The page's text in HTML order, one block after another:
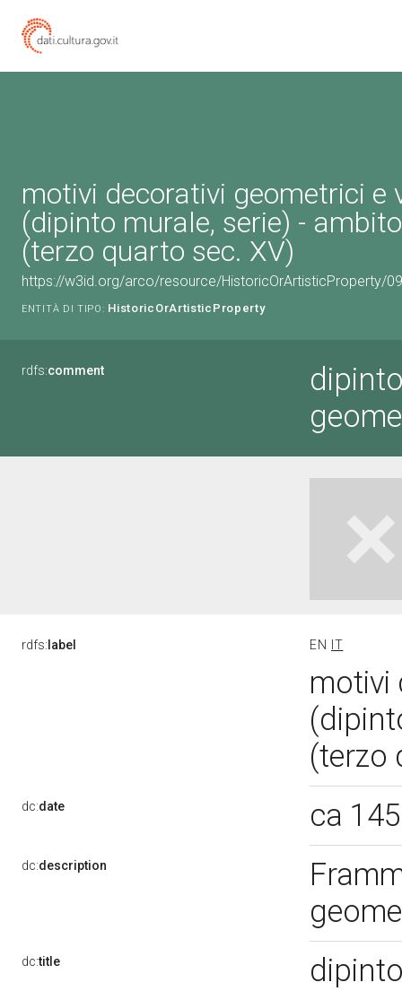
motivi decorativi geometrici e
(dipinto murale, serie) -
(terzo quarto sec. XV)
https://w3id.org/arco/resource/HistoricOrArtisticProperty/
ENTITÀ DI TIPO: HistoricOrArtisticProperty
rdfs:comment
rdfs: label EN IT
motivi
(terzo
dc:date ca
dc:description
dc:title